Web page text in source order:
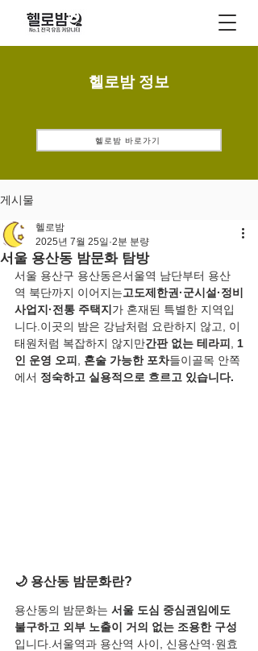
헬로밤 정보
헬로밤 바로가기
게시물
서울 용산동 밤문화 탐방
헬로밤
2025년 7월 25일 2분 분량
서울 용산구 용산동은서울역 남단부터 용산
역 북단까지 이어지는고도제한권·군시설·정비
사업지·전통 주택지 가 혼재된 특별한 지역입
니다.이곳의 밤은 강남처럼 요란하지 않고, 이
태원처럼 복잡하지 않지만간판 없는 테라피
1
인 운영 오피
혼술 가능한 포차들이골목 안쪽
에서 정숙하고 실용적으로 흐르고 있습니다.
🌙 용산동 밤문화란?
용산동의 밤문화는 서울 도심 중심권임에도
불구하고 외부 노출이 거의 없는 조용한 구성
입니다.서울역과 용산역 사이, 신용산역·원효